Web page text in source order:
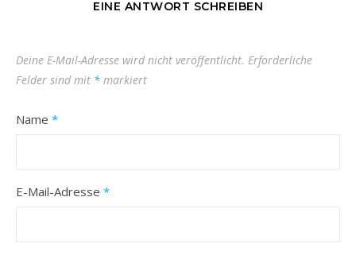
EINE ANTWORT SCHREIBEN
Deine E-Mail-Adresse wird nicht veröffentlicht. Erforderliche
Felder sind mit * markiert
Name *
E-Mail-Adresse *